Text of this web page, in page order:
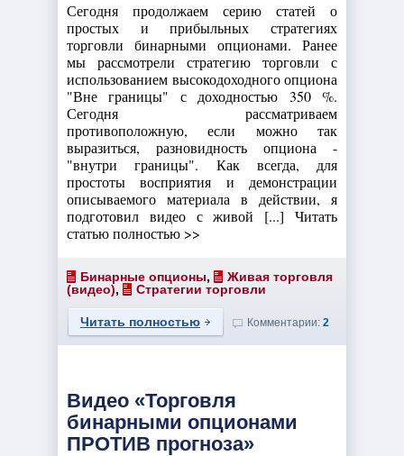
Сегодня продолжаем серию статей о
простых и прибыльных стратегиях
торговли бинарными опционами. Ранее
мы рассмотрели стратегию торговли с
использованием высокодоходного опциона
"Вне границы" с доходностью 350 %.
Сегодня рассматриваем
противоположную, если можно так
выразиться, разновидность опциона -
"внутри границы". Как всегда, для
простоты восприятия и демонстрации
описываемого материала в действии, я
подготовил видео с живой [...] Читать
статью полностью >>
Бинарные опционы,
Живая торговля
(видео), Стратегии торговли
Читать полностью Комментарии: 2
Видео «Торговля
бинарными опционами
ПРОТИВ прогноза»